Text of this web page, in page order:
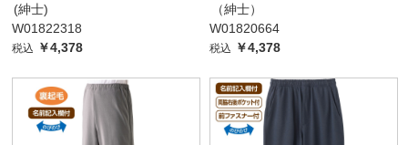
(紳士)
W01822318
税込 ￥4,378
（紳士）
W01820664
税込 ￥4,378